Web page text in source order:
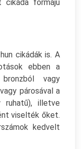
cikáda formájú
cikádák is. A
ebben a
vagy
párosával a
ruhatű), illetve
viselték őket.
kedvelt